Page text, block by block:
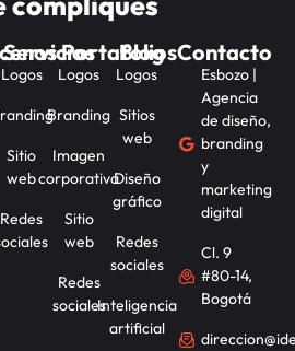
Servicios
Logos
Sitio
web
Redes
Portafolios
Logos
Branding
Imagen
corporativa
Sitio
web
Redes
sociales
Blog
Logos
Sitios
web
Diseño
gráfico
Redes
sociales
Inteligencia
artificial
Contacto
Esbozo |
Agencia
de diseño,
branding
y
marketing
digital
Cl. 9
#80-14,
Bogotá